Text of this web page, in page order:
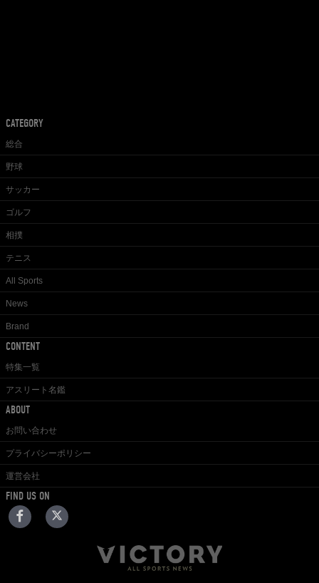
CATEGORY
総合
野球
サッカー
ゴルフ
相撲
テニス
All Sports
News
Brand
CONTENT
特集一覧
アスリート名鑑
ABOUT
お問い合わせ
プライバシーポリシー
運営会社
FIND US ON